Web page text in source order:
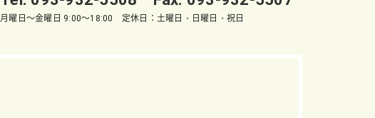
月曜日～金曜日 9:00～18:00 定休日：土曜日・日曜日・祝日